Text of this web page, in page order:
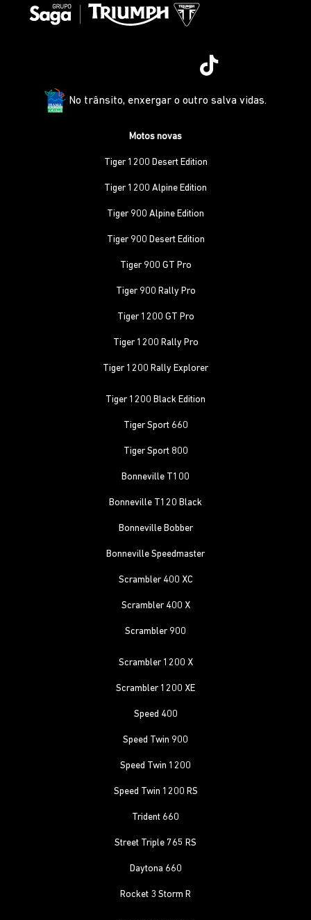
No trânsito, enxergar o outro salva vidas.
Motos novas
Tiger 1200 Desert Edition
Tiger 1200 Alpine Edition
Tiger 900 Alpine Edition
Tiger 900 Desert Edition
Tiger 900 GT Pro
Tiger 900 Rally Pro
Tiger 1200 GT Pro
Tiger 1200 Rally Pro
Tiger 1200 Rally Explorer
Tiger 1200 Black Edition
Tiger Sport 660
Tiger Sport 800
Bonneville T100
Bonneville T120 Black
Bonneville Bobber
Bonneville Speedmaster
Scrambler 400 XC
Scrambler 400 X
Scrambler 900
Scrambler 1200 X
Scrambler 1200 XE
Speed 400
Speed Twin 900
Speed Twin 1200
Speed Twin 1200 RS
Trident 660
Street Triple 765 RS
Daytona 660
Rocket 3 Storm R